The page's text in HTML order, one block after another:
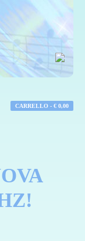
CARRELLO - € 0,00